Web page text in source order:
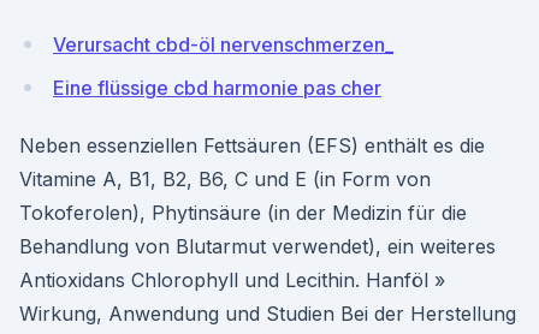
Verursacht cbd-öl nervenschmerzen_
Eine flüssige cbd harmonie pas cher
Neben essenziellen Fettsäuren (EFS) enthält es die
Vitamine A, B1, B2, B6, C und E (in Form von
Tokoferolen), Phytinsäure (in der Medizin für die
Behandlung von Blutarmut verwendet), ein weiteres
Antioxidans Chlorophyll und Lecithin. Hanföl »
Wirkung, Anwendung und Studien Bei der Herstellung